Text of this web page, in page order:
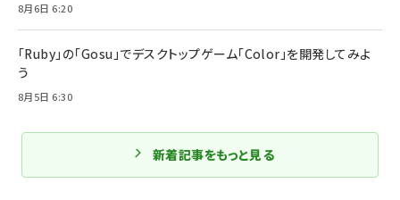
8月6日 6:20
「Ruby」の「Gosu」でデスクトップゲーム「Color」を開発してみよ
う
8月5日 6:30
新着記事をもっと見る